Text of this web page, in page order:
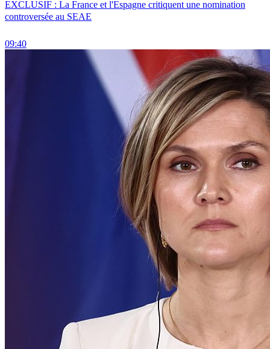
EXCLUSIF : La France et l'Espagne critiquent une nomination
controversée au SEAE
09:40